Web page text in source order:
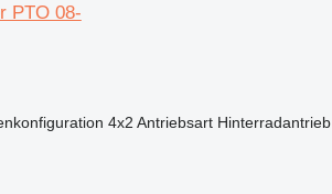
PTO 08-
4x2 Antriebsart Hinterradantrieb